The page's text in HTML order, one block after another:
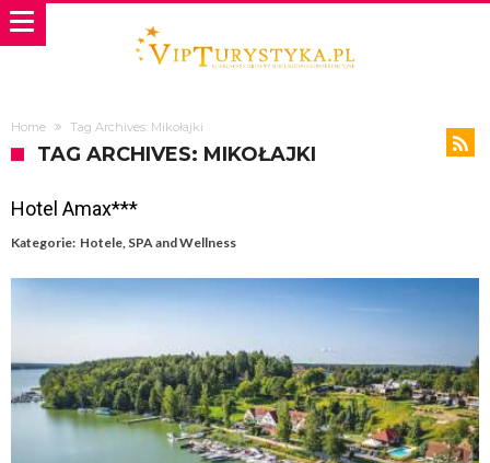
Home Tag Archives: Mikołajki
TAG ARCHIVES: MIKOŁAJKI
Hotel Amax***
Kategorie: Hotele, SPA and Wellness